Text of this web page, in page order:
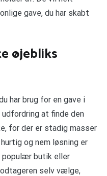
gave, du har skabt
øjebliks
har brug for en gave i
at finde den
for der er stadig masser
og nem løsning er
populær butik eller
selv vælge,